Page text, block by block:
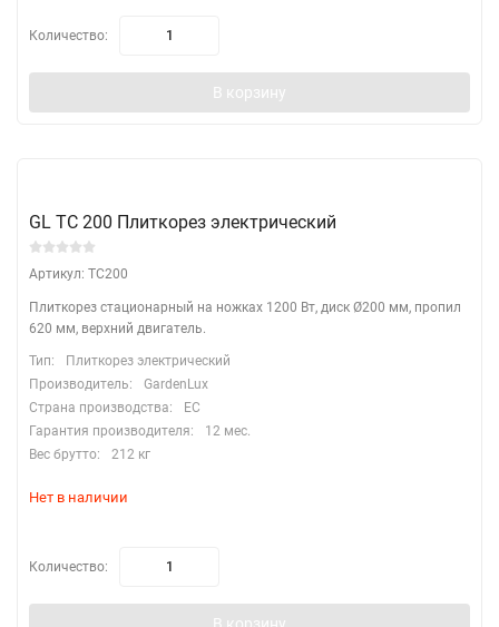
Количество:
В корзину
GL TC 200 Плиткорез электрический
Артикул: TC200
Плиткорез стационарный на ножках 1200 Вт, диск Ø200 мм, пропил
620 мм, верхний двигатель.
Тип:
Плиткорез электрический
Производитель:
GardenLux
Страна производства:
EC
Гарантия производителя:
12 мес.
Вес брутто:
212 кг
Нет в наличии
Количество: